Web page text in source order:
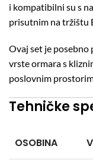
i kompatibilni su s
prisutnim na tržištu
Ovaj set je posebno
vrste ormara s
poslovnim
Tehničke
OSOBINA